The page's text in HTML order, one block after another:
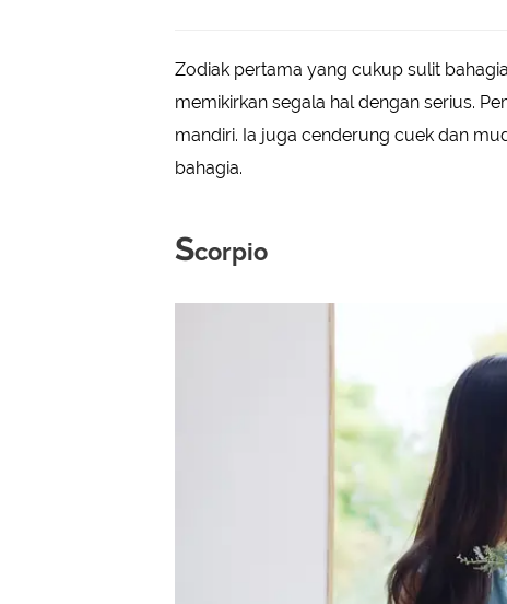
Zodiak pertama yang cukup sulit
memikirkan segala hal dengan serius.
mandiri. Ia juga cenderung cuek dan
bahagia.
Scorpio